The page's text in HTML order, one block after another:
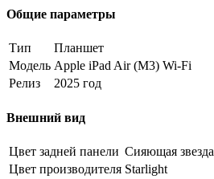
Общие параметры
Тип
Планшет
Модель Apple iPad Air (M3) Wi-Fi
Релиз
2025 год
Внешний вид
Цвет задней панели Сияющая звезда
Цвет производителя Starlight